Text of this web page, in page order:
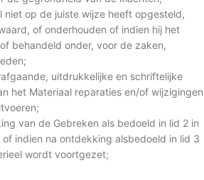
niet op de juiste wijze heeft opgesteld,
of onderhouden of indien hij het
behandeld onder, voor de zaken,
uitdrukkelijke en schriftelijke
het Materiaal reparaties en/of wijzigingen
van de Gebreken als bedoeld in lid 2 in
indien na ontdekking alsbedoeld in lid 3
wordt voortgezet;